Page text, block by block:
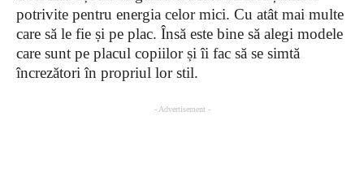
potrivite pentru energia celor mici. Cu atât mai multe
care să le fie și pe plac. Însă este bine să alegi modele
care sunt pe placul copiilor și îi fac să se simtă
încrezători în propriul lor stil.
- Advertisement -